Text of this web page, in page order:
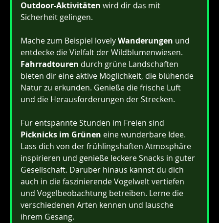
Outdoor-Aktivitäten wird dir das mit
Sicherheit gelingen.
Mache zum Beispiel lovely Wanderungen und
entdecke die Vielfalt der Wildblumenwiesen.
Fahrradtouren durch grüne Landschaften
bieten dir eine aktive Möglichkeit, die blühende
Natur zu erkunden. Genieße die frische Luft
und die Herausforderungen der Strecken.
Für entspannte Stunden im Freien sind
Picknicks im Grünen eine wunderbare Idee.
Lass dich von der frühlingshaften Atmosphäre
inspirieren und genieße leckere Snacks in guter
Gesellschaft. Darüber hinaus kannst du dich
auch in die faszinierende Vogelwelt vertiefen
und Vogelbeobachtung betreiben. Lerne die
verschiedenen Arten kennen und lausche
ihrem Gesang.